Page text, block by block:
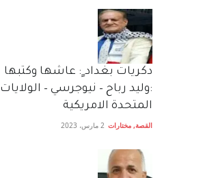
دكريات بغداد ٍ: عاشها وكتبها
:وليد رباح – نيوجرسي – الولايات
المتحدة الامريكية
القصة, مختارات 2 مارس، 2023